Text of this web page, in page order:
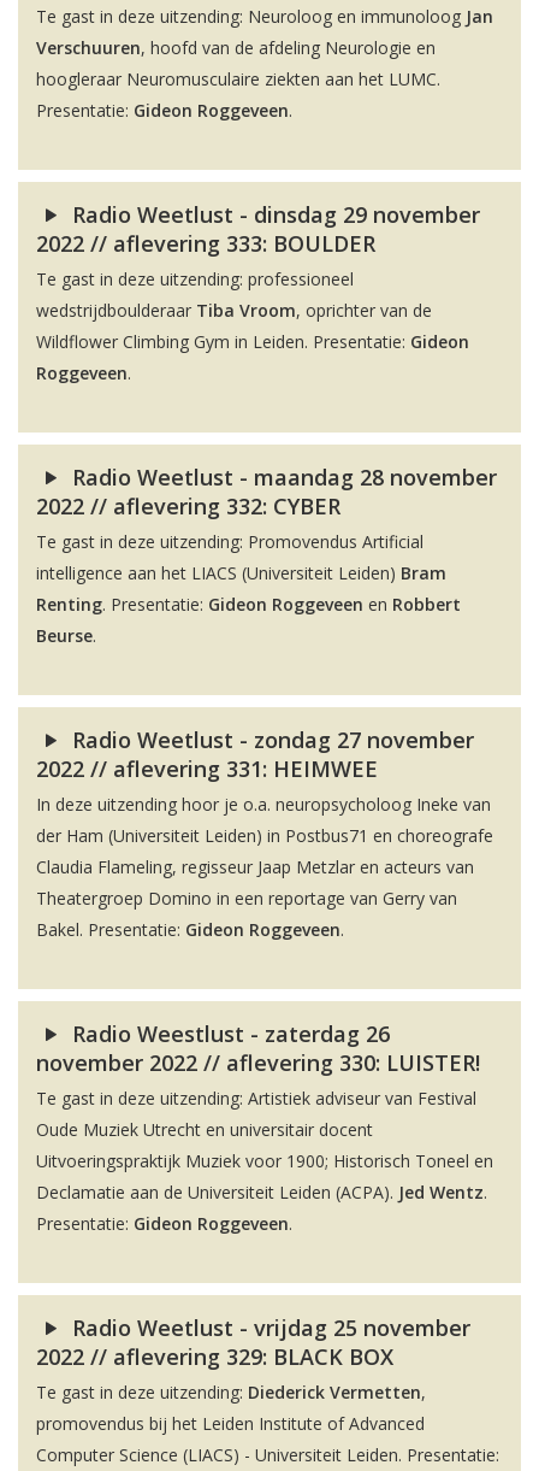
Te gast in deze uitzending: Neuroloog en immunoloog Jan
Verschuuren, hoofd van de afdeling Neurologie en
hoogleraar Neuromusculaire ziekten aan het LUMC.
Presentatie: Gideon Roggeveen.
Radio Weetlust - dinsdag 29 november
2022 // aflevering 333: BOULDER
Te gast in deze uitzending: professioneel
wedstrijdboulderaar Tiba Vroom, oprichter van de
Wildflower Climbing Gym in Leiden. Presentatie: Gideon
Roggeveen.
Radio Weetlust - maandag 28 november
2022 // aflevering 332: CYBER
Te gast in deze uitzending: Promovendus Artificial
intelligence aan het LIACS (Universiteit Leiden) Bram
Renting. Presentatie: Gideon Roggeveen en Robbert
Beurse.
Radio Weetlust - zondag 27 november
2022 // aflevering 331: HEIMWEE
In deze uitzending hoor je o.a. neuropsycholoog Ineke van
der Ham (Universiteit Leiden) in Postbus71 en choreografe
Claudia Flameling, regisseur Jaap Metzlar en acteurs van
Theatergroep Domino in een reportage van Gerry van
Bakel. Presentatie: Gideon Roggeveen.
Radio Weestlust - zaterdag 26
november 2022 // aflevering 330: LUISTER!
Te gast in deze uitzending: Artistiek adviseur van Festival
Oude Muziek Utrecht en universitair docent
Uitvoeringspraktijk Muziek voor 1900; Historisch Toneel en
Declamatie aan de Universiteit Leiden (ACPA). Jed Wentz.
Presentatie: Gideon Roggeveen.
Radio Weetlust - vrijdag 25 november
2022 // aflevering 329: BLACK BOX
Te gast in deze uitzending: Diederick Vermetten,
promovendus bij het Leiden Institute of Advanced
Computer Science (LIACS) - Universiteit Leiden. Presentatie: